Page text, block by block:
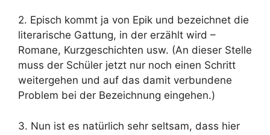
2. Episch kommt ja von Epik und bezeichnet die
literarische Gattung, in der erzählt wird –
Romane, Kurzgeschichten usw. (An dieser Stelle
muss der Schüler jetzt nur noch einen Schritt
weitergehen und auf das damit verbundene
Problem bei der Bezeichnung eingehen.)
3. Nun ist es natürlich sehr seltsam, dass hier